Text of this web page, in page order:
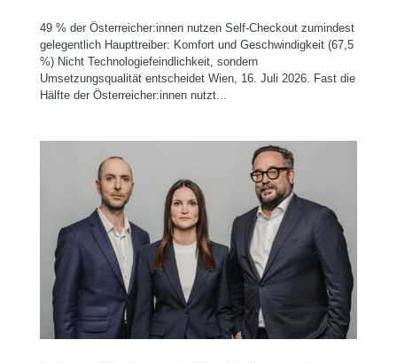
49 % der Österreicher:innen nutzen Self-Checkout zumindest
gelegentlich Haupttreiber: Komfort und Geschwindigkeit (67,5
%) Nicht Technologiefeindlichkeit, sondern
Umsetzungsqualität entscheidet Wien, 16. Juli 2026. Fast die
Hälfte der Österreicher:innen nutzt...